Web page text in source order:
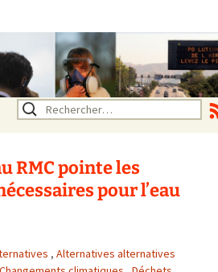
Rechercher :
RMC pointe les
pour l’eau
, Alternatives alternatives